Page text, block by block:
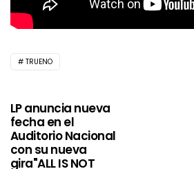
TRUENO
LP anuncia nueva
fecha en el
Auditorio Nacional
con su nueva
gira"ALL IS NOT